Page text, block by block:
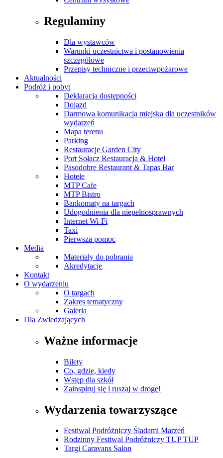
Regulaminy
Dla wystawców
Warunki uczestnictwa i postanowienia
szczegółowe
Przepisy techniczne i przeciwpożarowe
Aktualności
Podróż i pobyt
Deklaracja dostępności
Dojazd
Darmowa komunikacja miejska dla uczestników
wydarzeń
Mapa terenu
Parking
Restauracje Garden City
Port Sołacz Restauracja & Hotel
Pasodobre Restaurant & Tapas Bar
Hotele
MTP Cafe
MTP Bistro
Bankomaty na targach
Udogodnienia dla niepełnosprawnych
Internet Wi-Fi
Taxi
Pierwsza pomoc
Media
Materiały do pobrania
Akredytacje
Kontakt
O wydarzeniu
O targach
Zakres tematyczny
Galeria
Dla Zwiedzających
Ważne informacje
Bilety
Co, gdzie, kiedy
Wstęp dla szkół
Zainspiruj się i ruszaj w drogę!
Wydarzenia towarzyszące
Festiwal Podróżniczy Śladami Marzeń
Rodzinny Festiwal Podróżniczy TUP TUP
Targi Caravans Salon